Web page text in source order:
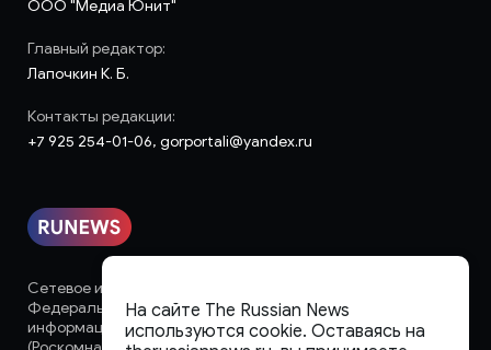
Сетевое издание «runews» (18+) зарегистрировано в
Федеральной службе по надзору в сфере связи,
информационных технологий и массовых коммуникаций
ООО "Медиа Юнит"
Главный редактор:
Лапочкин К. Б.
Контакты редакции:
+7 925 254-01-06, gorportali@yandex.ru
На сайте The Russian News
используются cookie. Оставаясь на